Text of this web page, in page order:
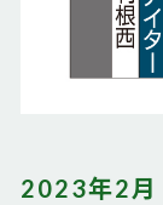
2023年2月